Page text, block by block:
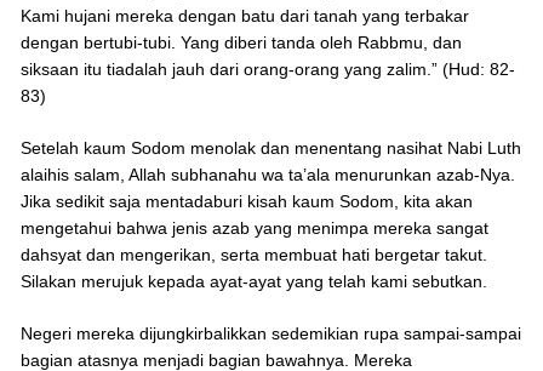
Kami hujani mereka dengan batu dari tanah yang terbakar
dengan bertubi-tubi. Yang diberi tanda oleh Rabbmu, dan
siksaan itu tiadalah jauh dari orang-orang yang zalim.” (Hud: 82-
83)
Setelah kaum Sodom menolak dan menentang nasihat Nabi Luth
alaihis salam, Allah subhanahu wa ta’ala menurunkan azab-Nya.
Jika sedikit saja mentadaburi kisah kaum Sodom, kita akan
mengetahui bahwa jenis azab yang menimpa mereka sangat
dahsyat dan mengerikan, serta membuat hati bergetar takut.
Silakan merujuk kepada ayat-ayat yang telah kami sebutkan.
Negeri mereka dijungkirbalikkan sedemikian rupa sampai-sampai
bagian atasnya menjadi bagian bawahnya. Mereka